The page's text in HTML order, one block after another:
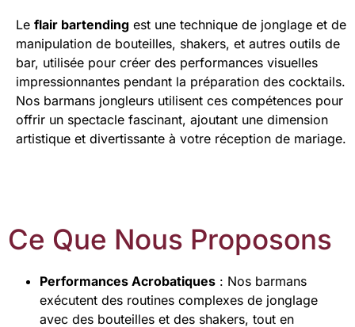
Le flair bartending est une technique de jonglage et de
manipulation de bouteilles, shakers, et autres outils de
bar, utilisée pour créer des performances visuelles
impressionnantes pendant la préparation des cocktails.
Nos barmans jongleurs utilisent ces compétences pour
offrir un spectacle fascinant, ajoutant une dimension
artistique et divertissante à votre réception de mariage.
Ce Que Nous Proposons
Performances Acrobatiques : Nos barmans
exécutent des routines complexes de jonglage
avec des bouteilles et des shakers, tout en